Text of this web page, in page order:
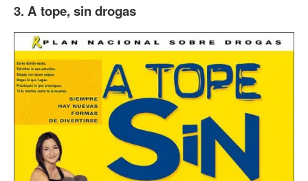
3. A tope, sin drogas